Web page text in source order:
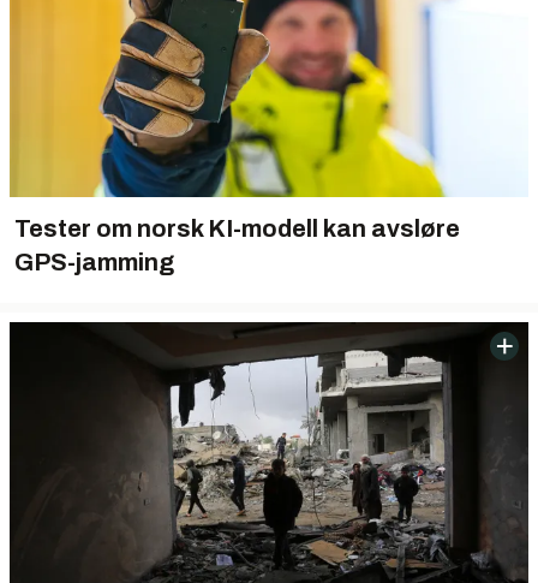
Tester om norsk KI-modell kan avsløre
GPS-jamming